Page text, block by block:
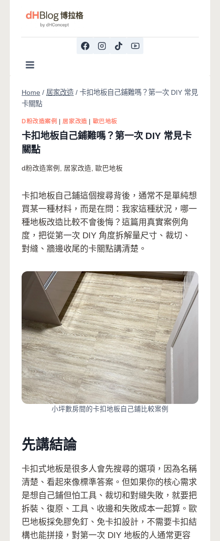
Home / 居家改造 / 卡扣地板自己鋪難嗎？第一次 DIY 常見
卡關點
D粉改造案例 | 居家改造 | 歐巴地板
卡扣地板自己鋪難嗎？第一次 DIY 常見卡
關點
d粉改造案例 , 居家改造, 歐巴地板
卡扣地板自己鋪這個搜尋背後，通常不是單純想
買某一種材料，而是在問：我家這種狀況，哪一
種地板改造比較不會後悔？這篇用真實案例角
度，把從第一次 DIY 角度拆解量尺寸、裁切、
對縫、牆邊收尾的卡關點講清楚。
小坪數房間的卡扣地板自己鋪比較案例
先講結論
卡扣式地板是很多人會先搜尋的選項，因為名稱
清楚、看起來像標準答案。但如果你的核心需求
是想自己鋪但怕工具、裁切和對縫失敗，就要把
拆裝、復原、工具、收邊和失敗成本一起算。歐
巴地板採免膠免釘、免卡扣設計，不需要卡扣結
構也能拼接，對第一次 DIY 地板的人通常更容